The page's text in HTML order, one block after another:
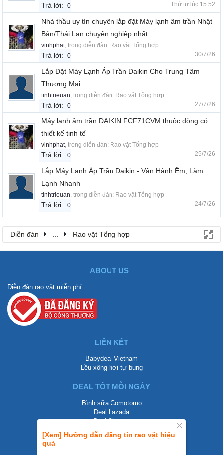
[Xem] Hưỡng dẫn đăng tin rao vặt hiệu
quả
Trả lời: 0 Thứ tư lúc 15:52
Nhà thầu uy tín chuyên lắp đặt Máy lạnh âm trần Nhật
Bản/Thái Lan chuyên nghiệp nhất
vinhphat, trong diễn đàn: Rao vặt Tổng hợp
Trả lời: 0 30/7/26
Lắp Đặt Máy Lạnh Áp Trần Daikin Cho Trung Tâm
Thương Mại
tinhtrieuan, trong diễn đàn: Rao vặt Tổng hợp
Trả lời: 0 27/7/26
Máy lạnh âm trần DAIKIN FCF71CVM thuộc dòng có
thiết kế tinh tế
vinhphat, trong diễn đàn: Rao vặt Tổng hợp
Trả lời: 0 25/7/26
Lắp Máy Lạnh Áp Trần Daikin - Vận Hành Êm, Làm
Lạnh Nhanh
tinhtrieuan, trong diễn đàn: Rao vặt Tổng hợp
Trả lời: 0 24/7/26
Diễn đàn ... Rao vặt Tổng hợp
ABOUT US
Diễn đàn rao vặt miễn phí
LIÊN KẾT
Babydeal Vietnam
Lều xông hơi tự bung
DEAL TỐT MỖI NGÀY
Bình sữa Comotomo
Deal Lazada
Deal Shopee
LIÊN HỆ